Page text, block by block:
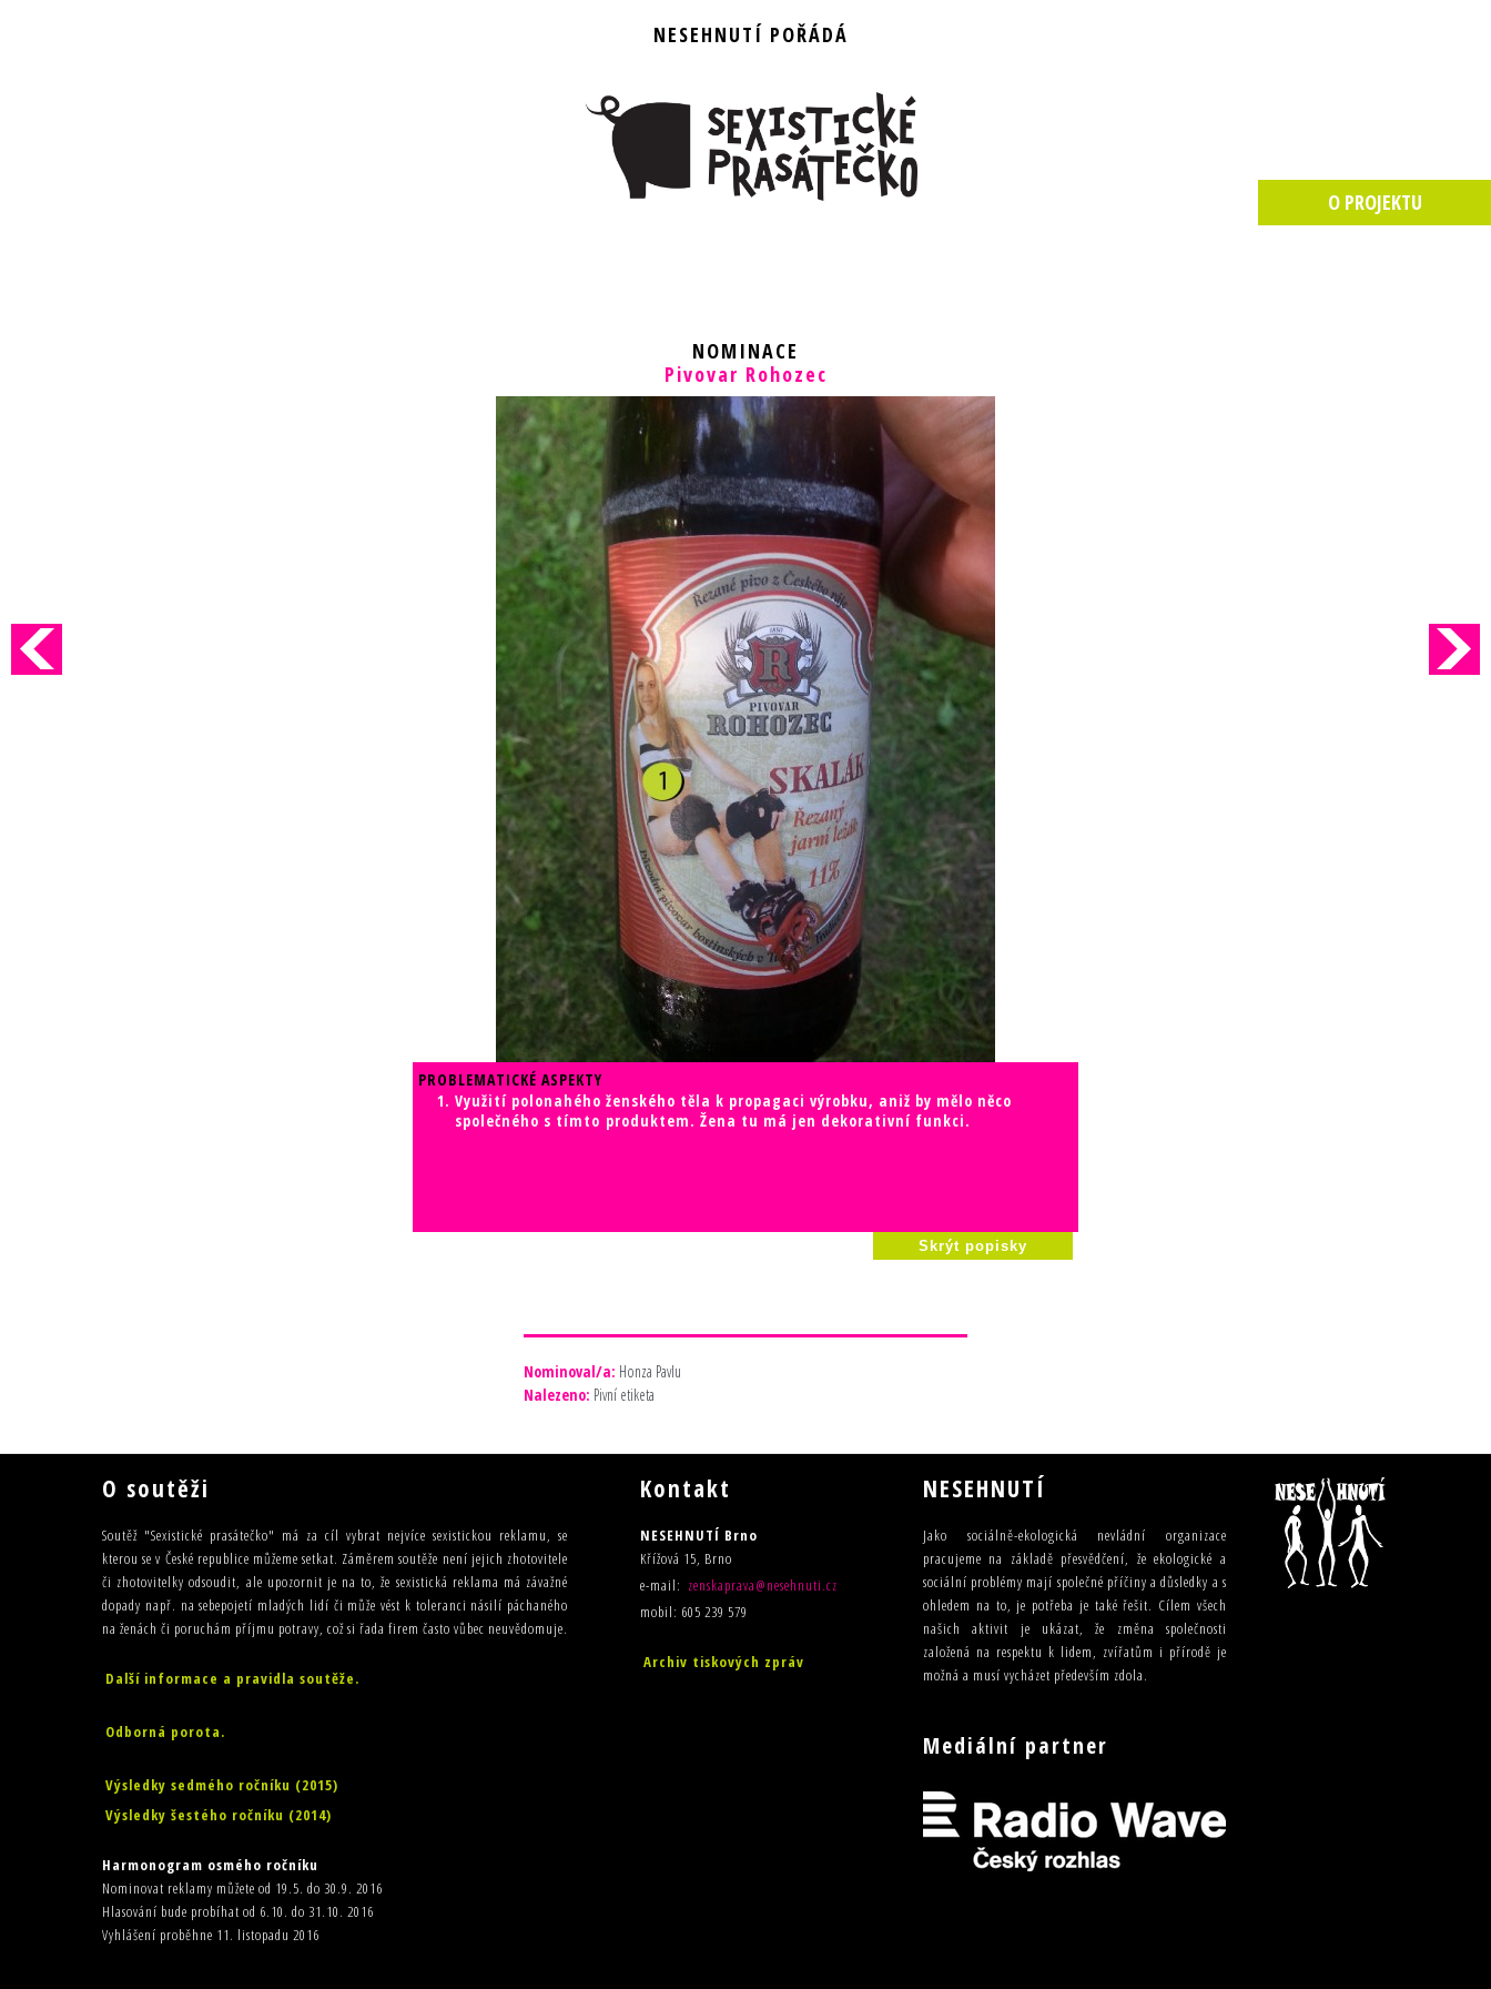
NESEHNUTÍ POŘÁDÁ
O PROJEKTU
NOMINACE
Pivovar Rohozec
PROBLEMATICKÉ ASPEKTY
Využití polonahého ženského těla k propagaci výrobku, aniž by mělo něco
společného s tímto produktem. Žena tu má jen dekorativní funkci.
Skrýt popisky
Nominoval/a: Honza Pavlu
Nalezeno: Pivní etiketa
O soutěži
Soutěž "Sexistické prasátečko" má za cíl vybrat nejvíce sexistickou reklamu, se
kterou se v České republice můžeme setkat. Záměrem soutěže není jejich zhotovitele
či zhotovitelky odsoudit, ale upozornit je na to, že sexistická reklama má závažné
dopady např. na sebepojetí mladých lidí či může vést k toleranci násilí páchaného
na ženách či poruchám příjmu potravy, což si řada firem často vůbec neuvědomuje.
Další informace a pravidla soutěže.
Odborná porota.
Výsledky sedmého ročníku (2015)
Výsledky šestého ročníku (2014)
Harmonogram osmého ročníku
Nominovat reklamy můžete od 19.5. do 30.9. 2016
Hlasování bude probíhat od 6.10. do 31.10. 2016
Vyhlášení proběhne 11. listopadu 2016
Kontakt
NESEHNUTÍ Brno
Křížová 15, Brno
e-mail: zenskaprava@nesehnuti.cz
mobil: 605 239 579
Archiv tiskových zpráv
NESEHNUTÍ
Jako sociálně-ekologická nevládní organizace
pracujeme na základě přesvědčení, že ekologické a
sociální problémy mají společné příčiny a důsledky a s
ohledem na to, je potřeba je také řešit. Cílem všech
našich aktivit je ukázat, že změna společnosti
založená na respektu k lidem, zvířatům i přírodě je
možná a musí vycházet především zdola.
Mediální partner